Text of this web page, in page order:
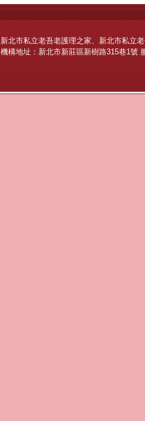
新北市私立老吾老護理之家、新北市私立
機構地址：新北市新莊區新樹路315巷1號